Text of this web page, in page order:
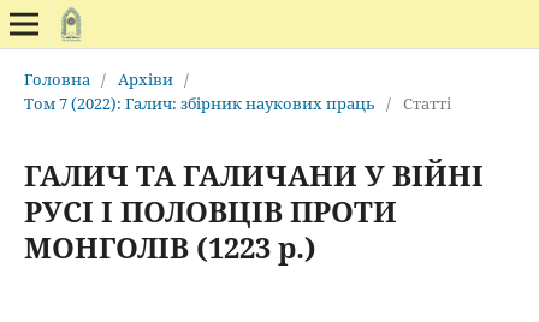
Головна / Архіви /
Том 7 (2022): Галич: збірник наукових праць / Статті
ГАЛИЧ ТА ГАЛИЧАНИ У ВІЙНІ
РУСІ І ПОЛОВЦІВ ПРОТИ
МОНГОЛІВ (1223 р.)